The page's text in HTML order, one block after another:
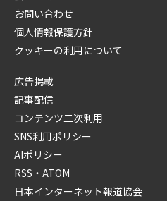
お問い合わせ
個人情報保護方針
クッキーの利用について
広告掲載
記事配信
コンテンツ二次利用
SNS利用ポリシー
AIポリシー
RSS・ATOM
日本インターネット報道協会